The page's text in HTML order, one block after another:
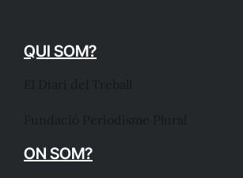
QUI SOM?
ON SOM?